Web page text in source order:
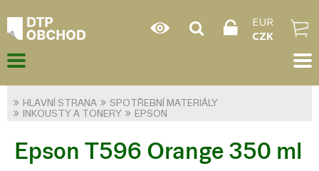
EUR
CZK
HLAVNÍ STRANA
SPOTŘEBNÍ MATERIÁLY
INKOUSTY A TONERY
EPSON
Epson T596 Orange 350 ml